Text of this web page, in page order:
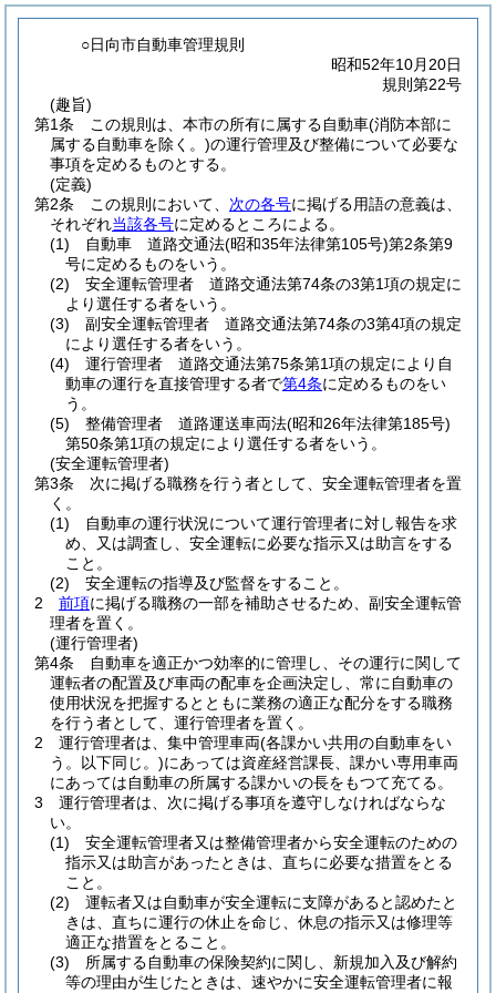
○日向市自動車管理規則
昭和52年10月20日
規則第22号
(趣旨)
第1条
この規則は、本市の所有に属する自動車(消防本部に
属する自動車を除く。)の運行管理及び整備について必要な
事項を定めるものとする。
(定義)
第2条
この規則において、 次の各号に掲げる用語の意義は、
それぞれ当該各号に定めるところによる。
(1)
自動車 道路交通法(昭和35年法律第105号)第2条第9
号に定めるものをいう。
(2)
安全運転管理者 道路交通法第74条の3第1項の規定に
より選任する者をいう。
(3)
副安全運転管理者 道路交通法第74条の3第4項の規定
により選任する者をいう。
(4)
運行管理者 道路交通法第75条第1項の規定により自
動車の運行を直接管理する者で第4条に定めるものをい
う。
(5)
整備管理者 道路運送車両法(昭和26年法律第185号)
第50条第1項の規定により選任する者をいう。
(安全運転管理者)
第3条
次に掲げる職務を行う者として、安全運転管理者を置
く。
(1)
自動車の運行状況について運行管理者に対し報告を求
め、又は調査し、安全運転に必要な指示又は助言をする
こと。
(2)
安全運転の指導及び監督をすること。
2
前項に掲げる職務の一部を補助させるため、副安全運転管
理者を置く。
(運行管理者)
第4条
自動車を適正かつ効率的に管理し、その運行に関して
運転者の配置及び車両の配車を企画決定し、常に自動車の
使用状況を把握するとともに業務の適正な配分をする職務
を行う者として、運行管理者を置く。
2
運行管理者は、集中管理車両(各課かい共用の自動車をい
う。以下同じ。)にあっては資産経営課長、課かい専用車両
にあっては自動車の所属する課かいの長をもつて充てる。
3
運行管理者は、次に掲げる事項を遵守しなければならな
い。
(1)
安全運転管理者又は整備管理者から安全運転のための
指示又は助言があったときは、直ちに必要な措置をとる
こと。
(2)
運転者又は自動車が安全運転に支障があると認めたと
きは、直ちに運行の休止を命じ、休息の指示又は修理等
適正な措置をとること。
(3)
所属する自動車の保険契約に関し、新規加入及び解約
等の理由が生じたときは、速やかに安全運転管理者に報